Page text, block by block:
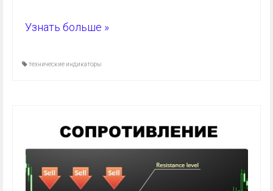
Узнать больше »
технические индикаторы